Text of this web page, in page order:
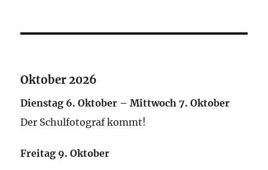
Oktober 2026
Dienstag 6. Oktober –Mittwoch 7. Oktober
Der Schulfotograf kommt!
Freitag 9. Oktober